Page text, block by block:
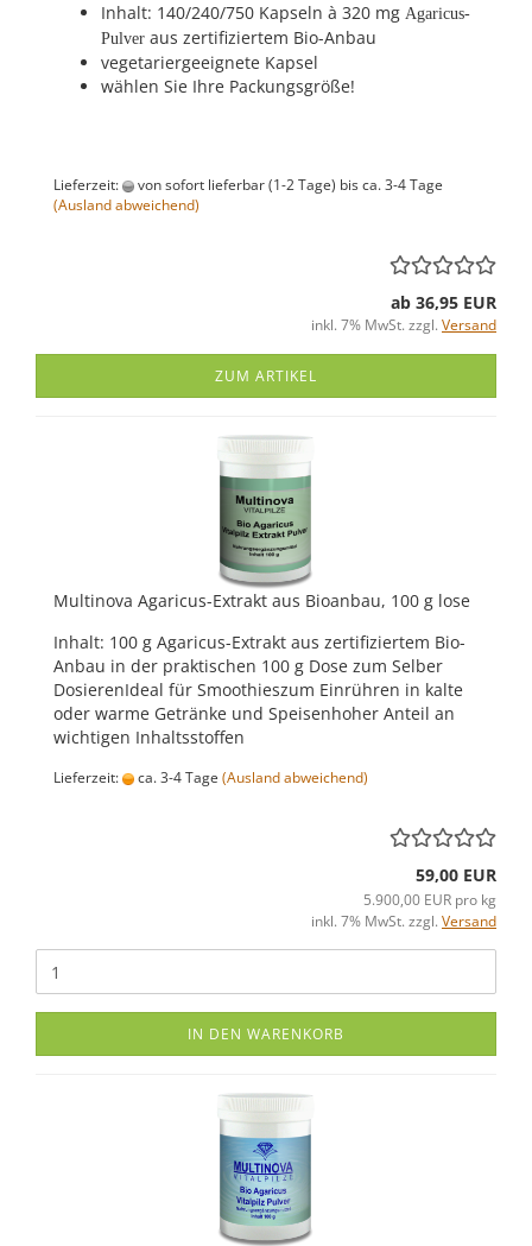
Inhalt: 140/240/750 Kapseln à 320 mg Agaricus-
Pulver aus zertifiziertem Bio-Anbau
vegetariergeeignete Kapsel
wählen Sie Ihre Packungsgröße!
Lieferzeit:
von sofort lieferbar (1-2 Tage) bis ca. 3-4 Tage
(Ausland abweichend)
ab 36,95 EUR
inkl. 7% MwSt. zzgl. Versand
ZUM ARTIKEL
Multinova Agaricus-Extrakt aus Bioanbau, 100 g lose
Inhalt: 100 g Agaricus-Extrakt aus zertifiziertem Bio-
Anbau in der praktischen 100 g Dose zum Selber
DosierenIdeal für Smoothieszum Einrühren in kalte
oder warme Getränke und Speisenhoher Anteil an
wichtigen Inhaltsstoffen
Lieferzeit: ca. 3-4 Tage (Ausland abweichend)
59,00 EUR
5.900,00 EUR pro kg
inkl. 7% MwSt. zzgl. Versand
IN DEN WARENKORB